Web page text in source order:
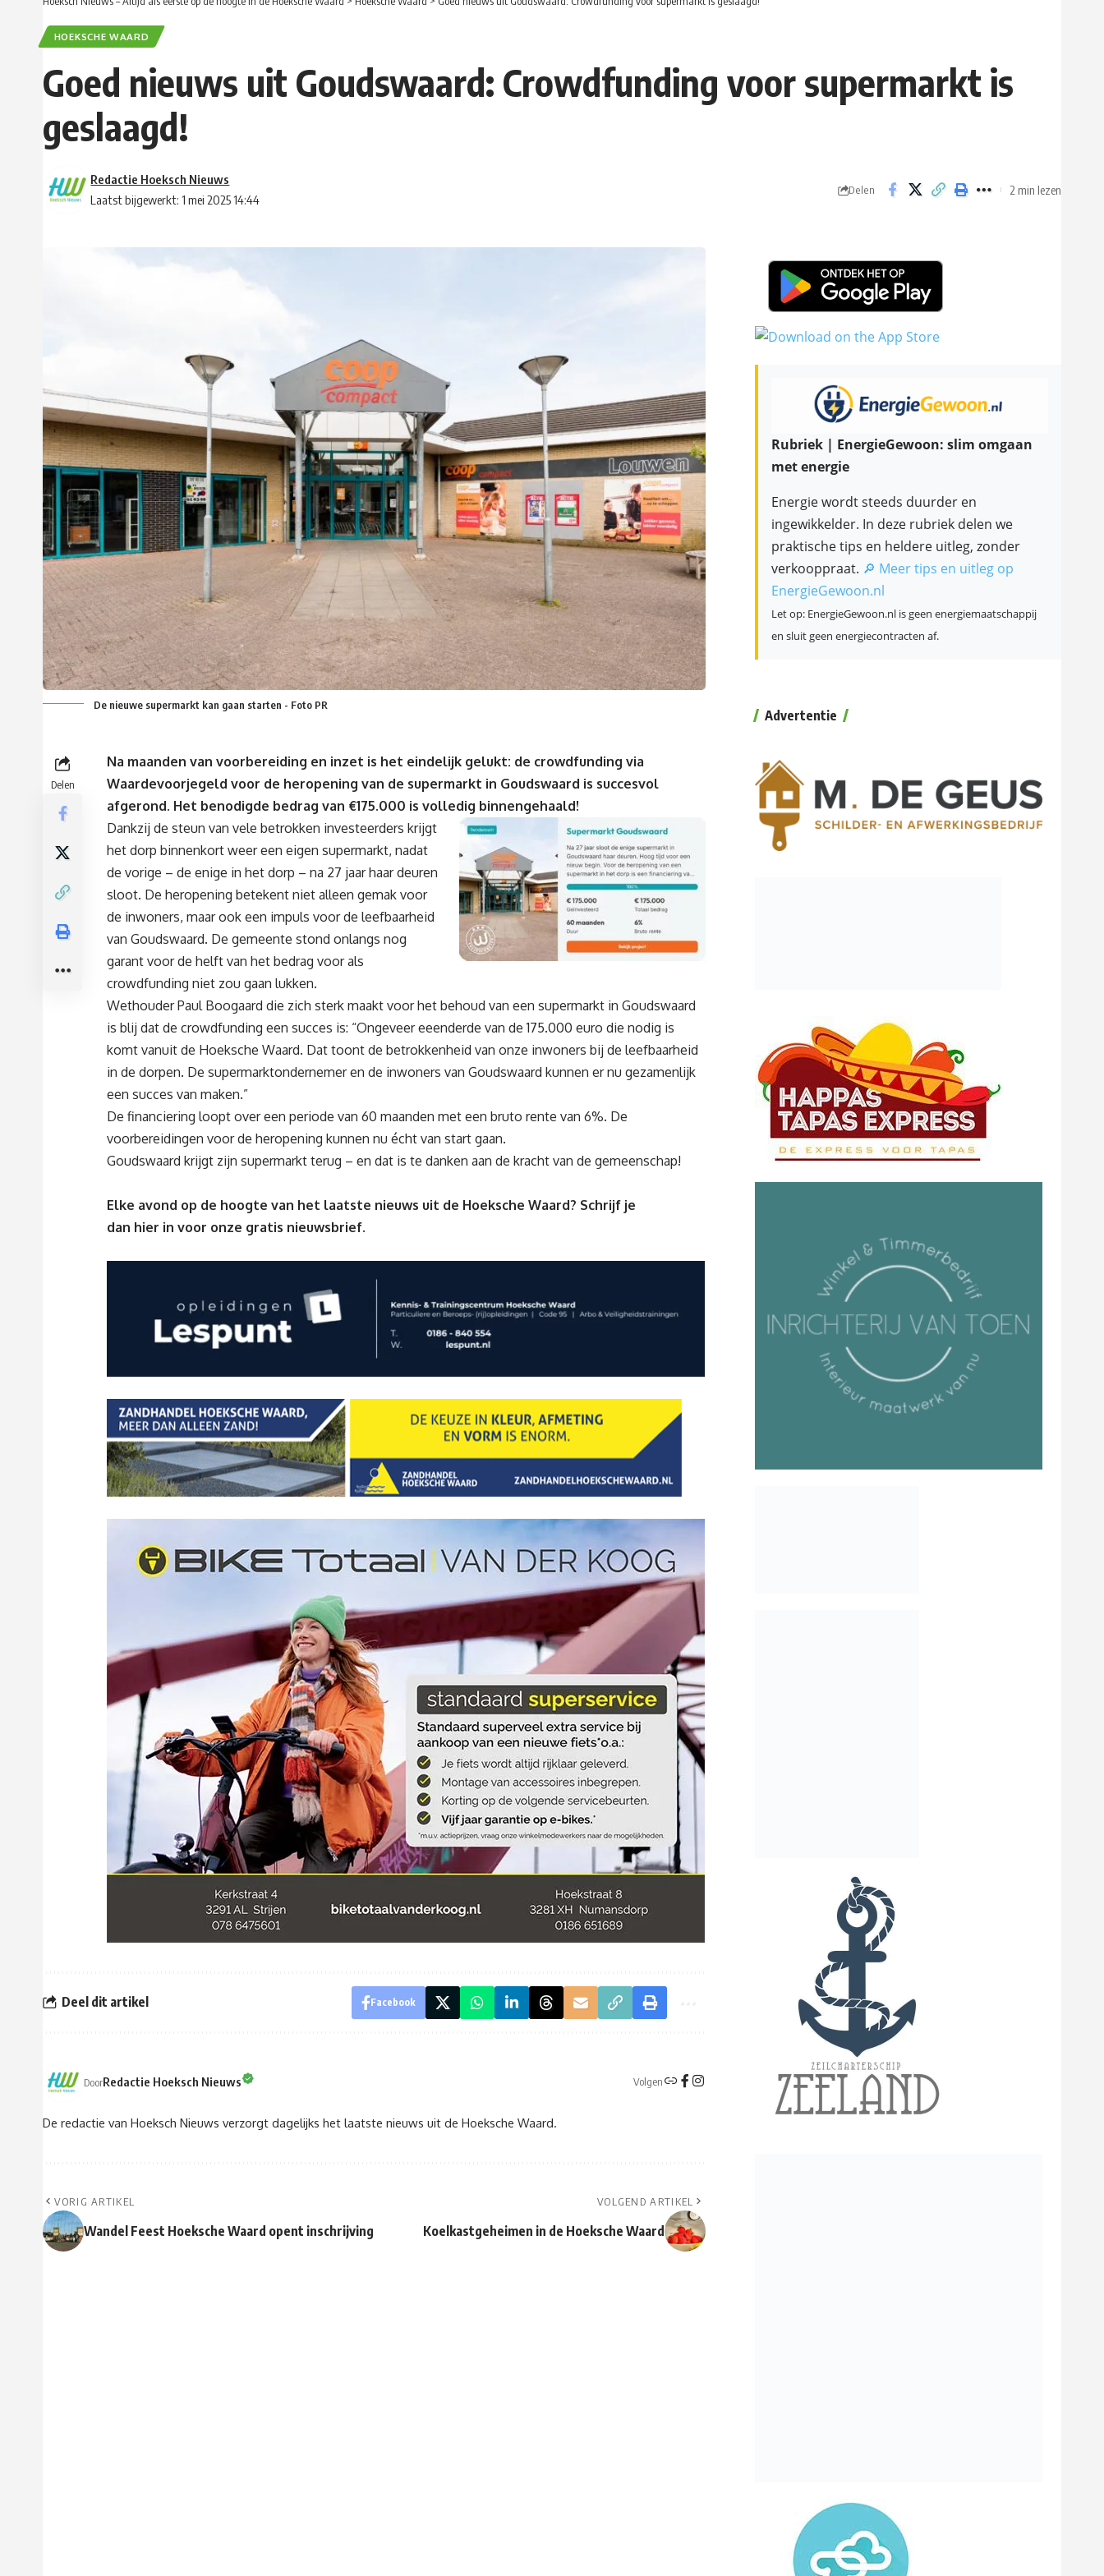
HOEKSCHE WAARD
Goed nieuws uit Goudswaard: Crowdfunding voor supermarkt is
geslaagd!
Laatst bijgewerkt: 1 mei 2025 14:44
Redactie Hoeksch Nieuws
Delen 2 min lezen
De nieuwe supermarkt kan gaan starten - Foto PR
Delen
Na maanden van voorbereiding en inzet is het eindelijk gelukt: de crowdfunding via
Waardevoorjegeld voor de heropening van de supermarkt in Goudswaard is succesvol
afgerond. Het benodigde bedrag van €175.000 is volledig binnengehaald!
Dankzij de steun van vele betrokken investeerders krijgt
het dorp binnenkort weer een eigen supermarkt, nadat
de vorige – de enige in het dorp – na 27 jaar haar deuren
sloot. De heropening betekent niet alleen gemak voor
de inwoners, maar ook een impuls voor de leefbaarheid
van Goudswaard. De gemeente stond onlangs nog
garant voor de helft van het bedrag voor als
crowdfunding niet zou gaan lukken.
Wethouder Paul Boogaard die zich sterk maakt voor het behoud van een supermarkt in Goudswaard
is blij dat de crowdfunding een succes is: “Ongeveer eeenderde van de 175.000 euro die nodig is
komt vanuit de Hoeksche Waard. Dat toont de betrokkenheid van onze inwoners bij de leefbaarheid
in de dorpen. De supermarktondernemer en de inwoners van Goudswaard kunnen er nu gezamenlijk
een succes van maken.”
De financiering loopt over een periode van 60 maanden met een bruto rente van 6%. De
voorbereidingen voor de heropening kunnen nu écht van start gaan.
Goudswaard krijgt zijn supermarkt terug – en dat is te danken aan de kracht van de gemeenschap!
Elke avond op de hoogte van het laatste nieuws uit de Hoeksche Waard? Schrijf je
dan hier in voor onze gratis nieuwsbrief.
Deel dit artikel Facebook
DoorRedactie Hoeksch Nieuws Volgen
De redactie van Hoeksch Nieuws verzorgt dagelijks het laatste nieuws uit de Hoeksche Waard.
VORIG ARTIKEL
Wandel Feest Hoeksche Waard opent inschrijving
VOLGEND ARTIKEL
Koelkastgeheimen in de Hoeksche Waard
Rubriek | EnergieGewoon: slim omgaan
met energie
Energie wordt steeds duurder en
ingewikkelder. In deze rubriek delen we
praktische tips en heldere uitleg, zonder
verkooppraat. 🔎 Meer tips en uitleg op
EnergieGewoon.nl
Let op: EnergieGewoon.nl is geen energiemaatschappij
en sluit geen energiecontracten af.
Advertentie